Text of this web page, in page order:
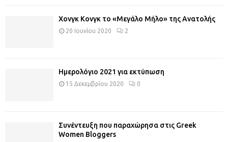
Χονγκ Κονγκ το «Μεγάλο Μήλο» της Ανατολής
20 Ιουνίου 2020 2
Ημερολόγιο 2021 για εκτύπωση
15 Δεκεμβρίου 2020 0
Συνέντευξη που παραχώρησα στις Greek
Women Bloggers